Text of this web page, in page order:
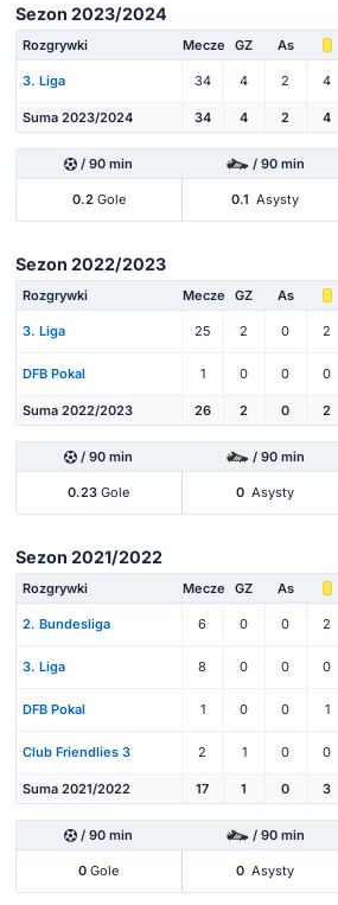
Sezon 2023/2024
Rozgrywki Mecze GZ As
3. Liga 34 4 2 4
Suma 2023/2024 34 4 2 4
/ 90 min / 90 min
0.2Gole 0.1 Asysty
Sezon 2022/2023
Rozgrywki Mecze GZ As
3. Liga 25 2 0 2
DFB Pokal 1 0 0 0
Suma 2022/2023 26 2 0 2
/ 90 min / 90 min
0.23 Gole 0 Asysty
Sezon 2021/2022
Rozgrywki Mecze GZ As
2. Bundesliga 6 0 0 2
3. Liga 8 0 0 0
DFB Pokal 1 0 0 1
Club Friendlies 3 2 1 0 0
Suma 2021/2022 17 1 0 3
/ 90 min / 90 min
0 Gole 0 Asysty